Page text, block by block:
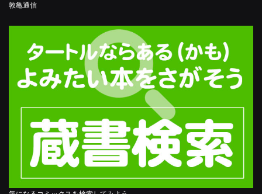
敦亀通信